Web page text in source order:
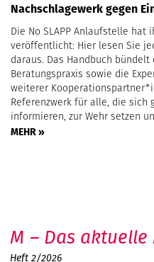
Nachschlagewerk gegen
Die No SLAPP Anlaufstelle hat
veröffentlicht: Hier lesen Sie
daraus. Das Handbuch bündelt
Beratungspraxis sowie die
weiterer
Referenzwerk für alle, die sich
informieren, zur Wehr setzen
MEHR »
M – Das aktuelle
Heft 2/2026